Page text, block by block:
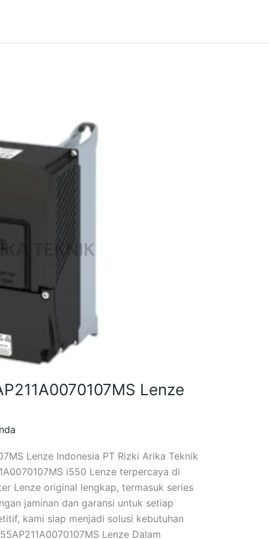
Lenze
Lenze Indonesia PT Rizki Arika Teknik
i550 Lenze terpercaya di
Lenze original lengkap, termasuk series
jaminan dan garansi untuk setiap
kami siap menjadi solusi kebutuhan
Lenze Dalam